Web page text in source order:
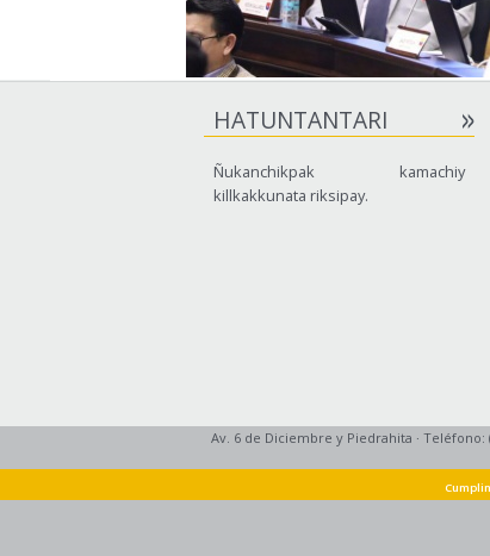
HATUNTANTARI
Ñukanchikpak kamachiy
killkakkunata riksipay.
Av. 6 de Diciembre y Piedrahita · Teléfono: